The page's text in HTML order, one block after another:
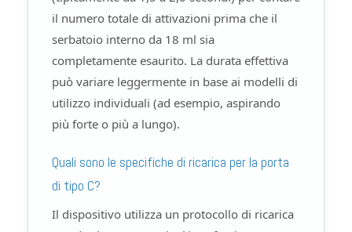
il numero totale di attivazioni prima che il
serbatoio interno da 18 ml sia
completamente esaurito. La durata effettiva
può variare leggermente in base ai modelli di
utilizzo individuali (ad esempio, aspirando
più forte o più a lungo).
Quali sono le specifiche di ricarica per la porta
di tipo C?
Il dispositivo utilizza un protocollo di ricarica